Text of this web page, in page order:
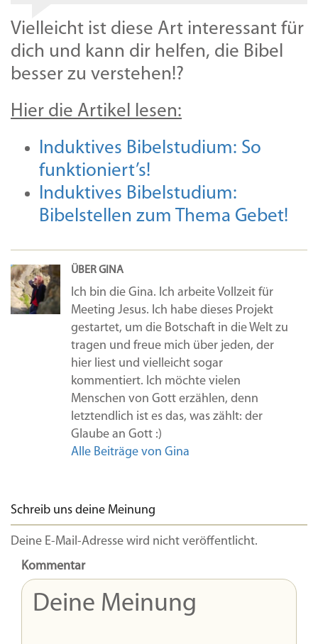
Vielleicht ist diese Art interessant für
dich und kann dir helfen, die Bibel
besser zu verstehen!?
Hier die Artikel lesen:
Induktives Bibelstudium: So
funktioniert’s!
Induktives Bibelstudium:
Bibelstellen zum Thema Gebet!
ÜBER GINA
Ich bin die Gina. Ich arbeite Vollzeit für
Meeting Jesus. Ich habe dieses Projekt
gestartet, um die Botschaft in die Welt zu
tragen und freue mich über jeden, der
hier liest und vielleicht sogar
kommentiert. Ich möchte vielen
Menschen von Gott erzählen, denn
letztendlich ist es das, was zählt: der
Glaube an Gott :)
Alle Beiträge von Gina
Schreib uns deine Meinung
Deine E-Mail-Adresse wird nicht veröffentlicht.
Kommentar